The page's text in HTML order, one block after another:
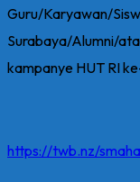
Guru/Karyawan/
Surabaya/Alumni/
kampanye HUT RI
https://twb.nz/